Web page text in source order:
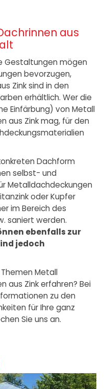
aus
Gestaltungen mögen
bevorzugen,
Zink sind in den
erhältlich. Wer die
Einfärbung) von Metall
aus Zink mag, für den
Dachform
selbst- und
Metalldachdeckungen
oder Kupfer
im Bereich des
saniert werden.
ebenfalls zur
jedoch
Metall
aus Zink erfahren? Bei
zu den
für Ihre ganz
Sie uns an.